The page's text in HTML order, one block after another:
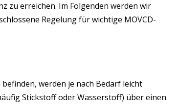
zu erreichen. Im Folgenden werden wir
Regelung für wichtige MOVCD-
werden je nach Bedarf leicht
Stickstoff oder Wasserstoff) über einen